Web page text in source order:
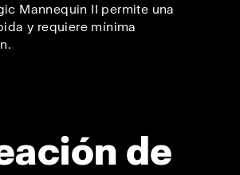
Mannequin II permite una
y requiere mínima
de